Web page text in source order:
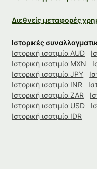
Διεθνείς μεταφορές
Ιστορικές
Ιστορική ισοτιμία AUD
Ιστορική ισοτιμία MXN
Ιστορική ισοτιμία JPY
Ιστορική ισοτιμία INR
Ιστορική ισοτιμία ZAR
Ιστορική ισοτιμία USD
Ιστορική ισοτιμία IDR